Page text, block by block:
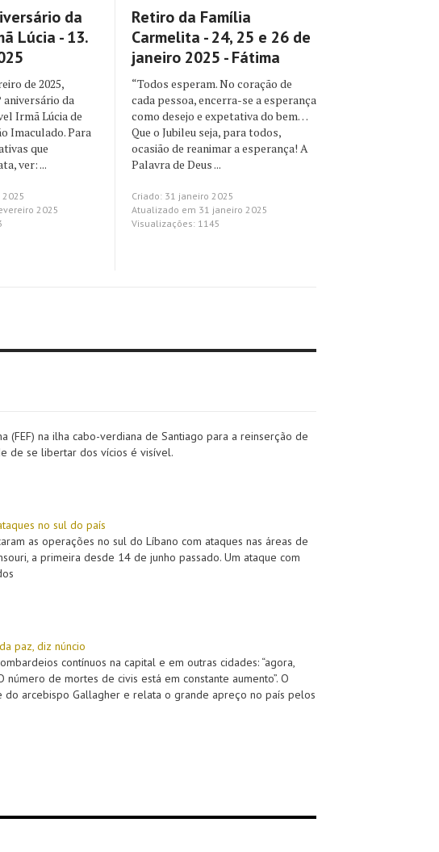
da
Lúcia - 13.
de 2025,
aniversário da
Irmã Lúcia de
Imaculado. Para
que
ver: ...
2025
Retiro da Família
Carmelita - 24, 25 e 26 de
janeiro 2025 - Fátima
“Todos esperam. No coração de
cada pessoa, encerra-se a esperança
como desejo e expetativa do bem…
Que o Jubileu seja, para todos,
ocasião de reanimar a esperança! A
Palavra de Deus ...
Criado: 31 janeiro 2025
Atualizado em 31 janeiro 2025
Visualizações: 1145
(FEF) na ilha cabo-verdiana de Santiago para a reinserção de
de se libertar dos vícios é visível.
no sul do país
as operações no sul do Líbano com ataques nas áreas de
a primeira desde 14 de junho passado. Um ataque com
paz, diz núncio
contínuos na capital e em outras cidades: “agora,
número de mortes de civis está em constante aumento”. O
arcebispo Gallagher e relata o grande apreço no país pelos